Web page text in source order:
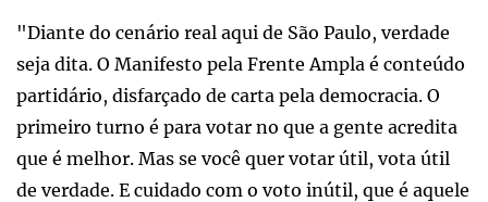
"Diante do cenário real aqui de São Paulo, verdade
seja dita. O Manifesto pela Frente Ampla é conteúdo
partidário, disfarçado de carta pela democracia. O
primeiro turno é para votar no que a gente acredita
que é melhor. Mas se você quer votar útil, vota útil
de verdade. E cuidado com o voto inútil, que é aquele